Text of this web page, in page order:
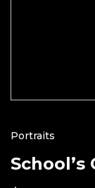
Portraits
School’s